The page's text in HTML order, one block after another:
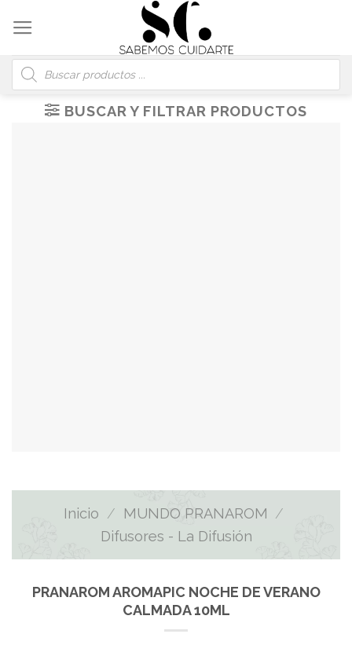
content
Búsqueda
de
productos
BUSCAR Y FILTRAR PRODUCTOS
Inicio / MUNDO PRANAROM /
Difusores - La Difusión
PRANAROM AROMAPIC NOCHE DE VERANO
CALMADA 10ML